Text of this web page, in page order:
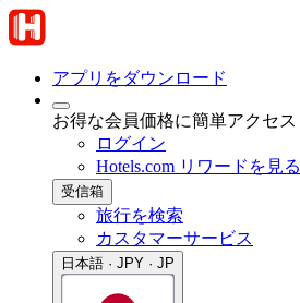
アプリをダウンロード
お得な会員価格に簡単アクセス
ログイン
Hotels.com リワードを見る
受信箱
旅行を検索
カスタマーサービス
日本語 · JPY · JP